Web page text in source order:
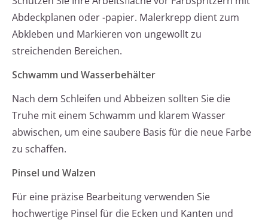
Abdeckplanen oder -papier. Malerkrepp dient zum
Abkleben und Markieren von ungewollt zu
streichenden Bereichen.
Schwamm und Wasserbehälter
Nach dem Schleifen und Abbeizen sollten Sie die
Truhe mit einem Schwamm und klarem Wasser
abwischen, um eine saubere Basis für die neue Farbe
zu schaffen.
Pinsel und Walzen
Für eine präzise Bearbeitung verwenden Sie
hochwertige Pinsel für die Ecken und Kanten und